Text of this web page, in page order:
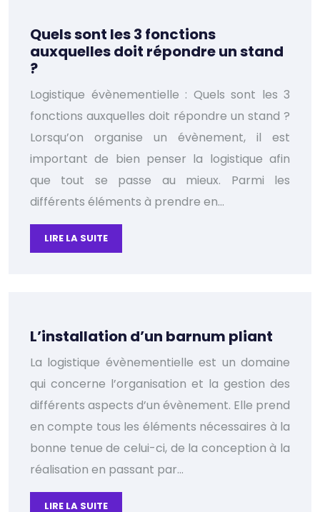
Quels sont les 3 fonctions
auxquelles doit répondre un stand
?
Logistique évènementielle : Quels sont les 3
fonctions auxquelles doit répondre un stand ?
Lorsqu’on organise un évènement, il est
important de bien penser la logistique afin
que tout se passe au mieux. Parmi les
différents éléments à prendre en…
LIRE LA SUITE
L’installation d’un barnum pliant
La logistique évènementielle est un domaine
qui concerne l’organisation et la gestion des
différents aspects d’un évènement. Elle prend
en compte tous les éléments nécessaires à la
bonne tenue de celui-ci, de la conception à la
réalisation en passant par…
LIRE LA SUITE